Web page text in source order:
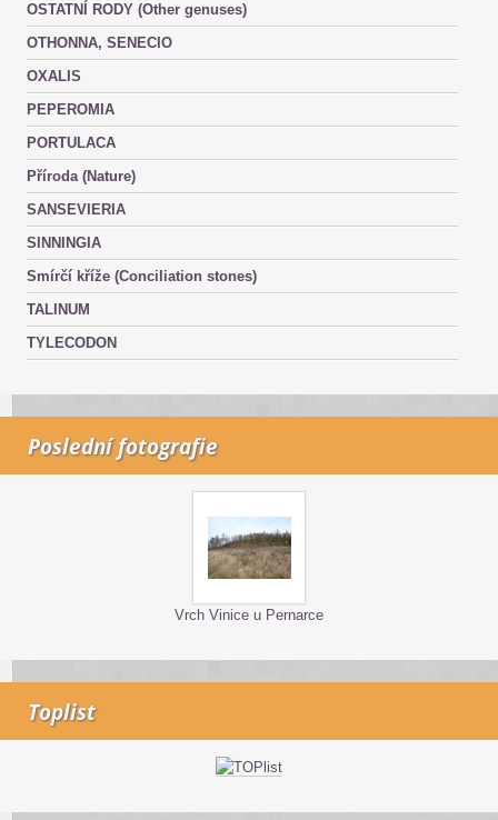
OSTATNÍ RODY (Other genuses)
OTHONNA, SENECIO
OXALIS
PEPEROMIA
PORTULACA
Příroda (Nature)
SANSEVIERIA
SINNINGIA
Smírčí kříže (Conciliation stones)
TALINUM
TYLECODON
Poslední fotografie
Vrch Vinice u Pernarce
Toplist